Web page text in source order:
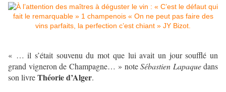
« … il s’était souvenu du mot que lui avait un jour soufflé un
grand vigneron de Champagne… » noteSébastien Lapaquedans
son livreThéorie d’Alger.